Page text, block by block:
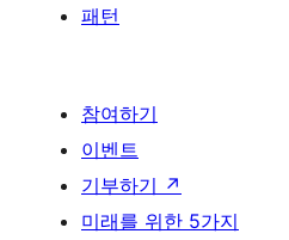
패턴
참여하기
이벤트
기부하기 ↗
미래를 위한 5가지